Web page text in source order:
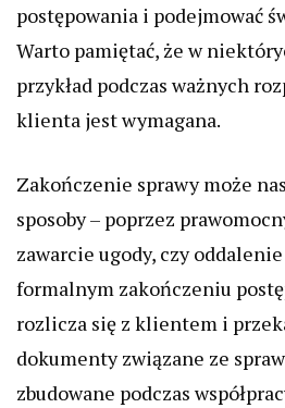
postępowania i podejmować
Warto pamiętać, że w
przykład podczas ważnych
klienta jest wymagana.
Zakończenie sprawy może
sposoby – poprzez
zawarcie ugody, czy oddalenie
formalnym zakończeniu
rozlicza się z klientem i
dokumenty związane ze
zbudowane podczas